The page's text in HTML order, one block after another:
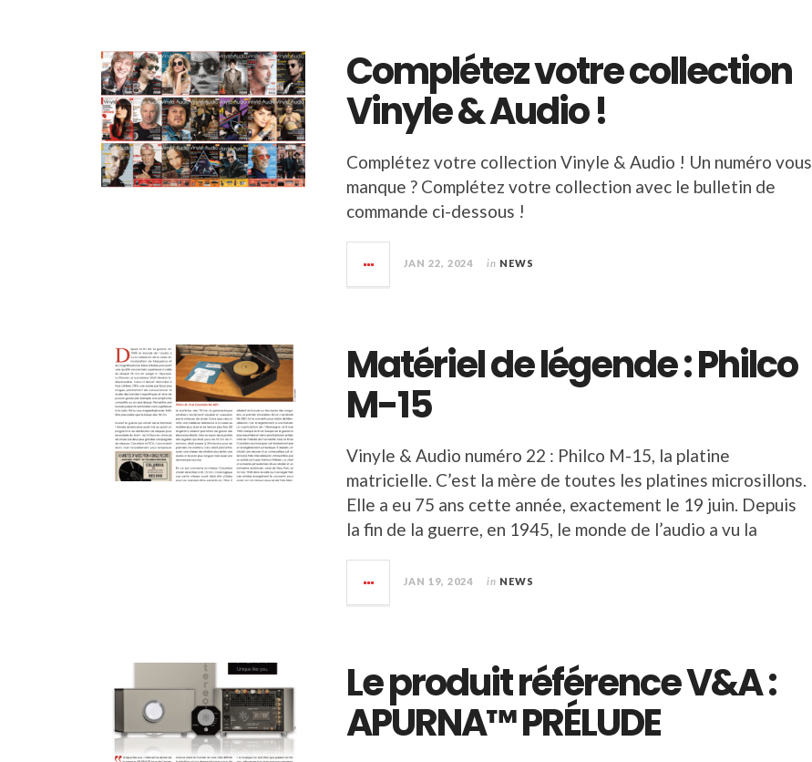
Complétez votre collection
Vinyle & Audio !
Complétez votre collection Vinyle & Audio ! Un numéro vous
manque ? Complétez votre collection avec le bulletin de
commande ci-dessous !
JAN 22, 2024 in NEWS
Matériel de légende : Philco
M-15
Vinyle & Audio numéro 22 : Philco M-15, la platine
matricielle. C’est la mère de toutes les platines microsillons.
Elle a eu 75 ans cette année, exactement le 19 juin. Depuis
la fin de la guerre, en 1945, le monde de l’audio a vu la
JAN 19, 2024 in NEWS
Le produit référence V&A :
APURNA™ PRÉLUDE